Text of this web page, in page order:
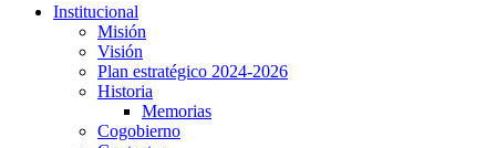
Institucional
Misión
Visión
Plan estratégico 2024-2026
Historia
Memorias
Cogobierno